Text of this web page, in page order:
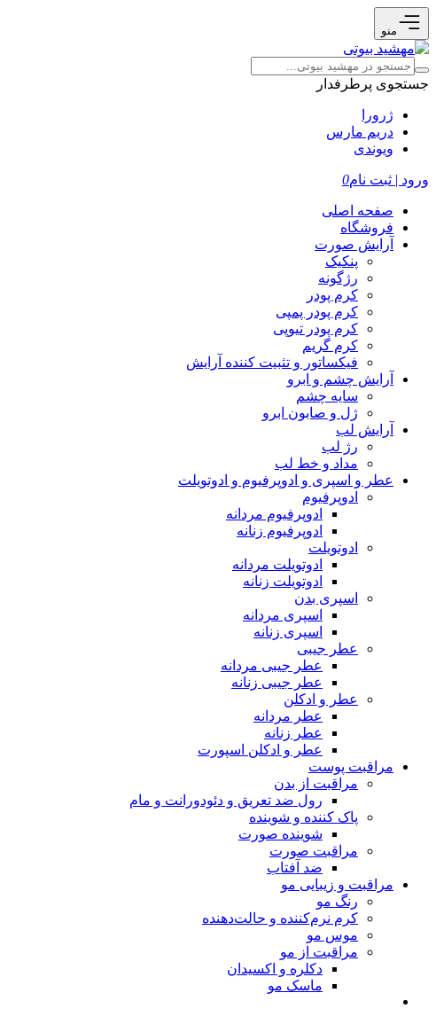
منو
جستجوی پرطرفدار
ژرورا
دریم مارس
ویوندی
ورود | ثبت نام0
صفحه اصلی
فروشگاه
آرایش صورت
پنکیک
رژگونه
کرم پودر
کرم پودر پمپی
کرم پودر تیوپی
کرم گریم
فیکساتور و تثبیت کننده آرایش
آرایش چشم و ابرو
سایه چشم
ژل و صابون ابرو
آرایش لب
رژ لب
مداد و خط لب
عطر و اسپری و ادوپرفیوم و ادوتویلت
ادوپرفیوم
ادوپرفیوم مردانه
ادوپرفیوم زنانه
ادوتویلت
ادوتویلت مردانه
ادوتویلت زنانه
اسپری بدن
اسپری مردانه
اسپری زنانه
عطر جیبی
عطر جیبی مردانه
عطر جیبی زنانه
عطر و ادکلن
عطر مردانه
عطر زنانه
عطر و ادکلن اسپورت
مراقبت پوست
مراقبت از بدن
رول ضد تعریق و دئودورانت و مام
پاک کننده و شوینده
شوینده صورت
مراقبت صورت
ضد آفتاب
مراقبت و زیبایی مو
رنگ مو
کرم نرم‌کننده و حالت‌دهنده
موس مو
مراقبت از مو
دکلره و اکسیدان
ماسک مو